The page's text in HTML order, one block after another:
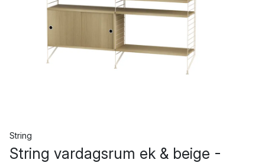
String
String vardagsrum ek & beige -